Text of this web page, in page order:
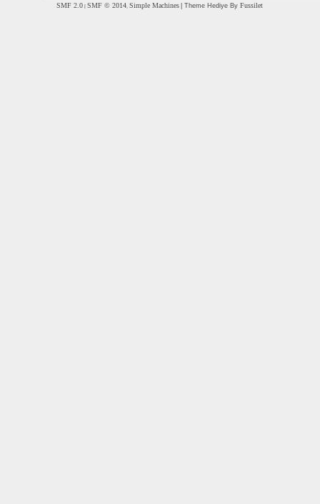
SMF 2.0 | SMF © 2014 Simple Machines | Theme Hediye By Fussilet